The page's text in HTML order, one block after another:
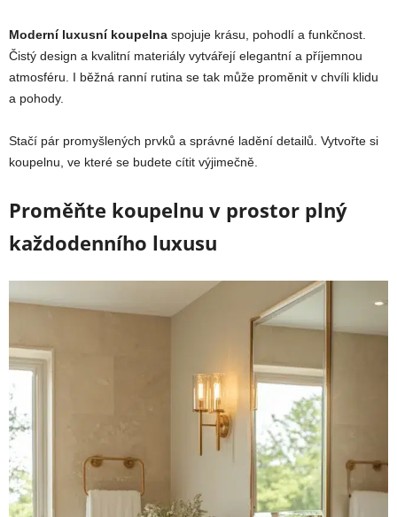
Moderní luxusní koupelna spojuje krásu, pohodlí a funkčnost.
Čistý design a kvalitní materiály vytvářejí elegantní a příjemnou
atmosféru. I běžná ranní rutina se tak může proměnit v chvíli klidu
a pohody.
Stačí pár promyšlených prvků a správné ladění detailů. Vytvořte si
koupelnu, ve které se budete cítit výjimečně.
Proměňte koupelnu v prostor plný
každodenního luxusu